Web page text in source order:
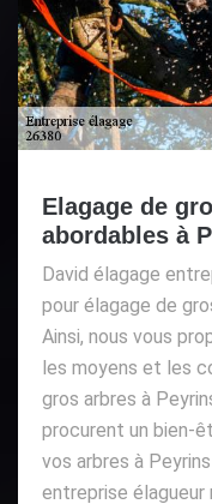
Elagage de
abordables à
David élagage
pour élagage de
Ainsi, nous vous
les moyens et les
gros arbres à
procurent un bien-
vos arbres à
entreprise élagueur